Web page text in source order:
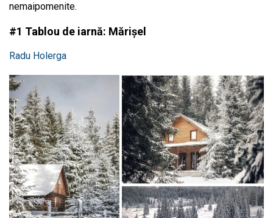
nemaipomenite.
#1 Tablou de iarnă: Mărișel
Radu Holerga